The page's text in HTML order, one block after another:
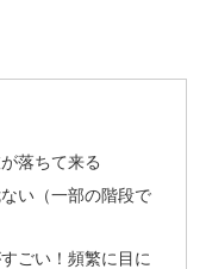
落ちて来る
い（一部の階段で
ごい！頻繁に目に